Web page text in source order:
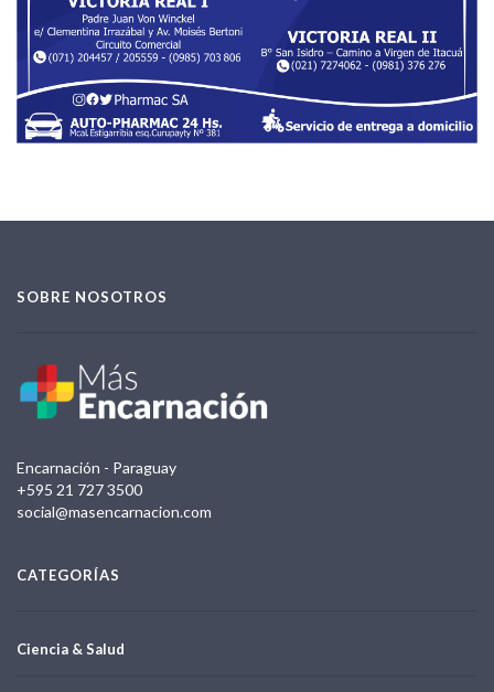
SOBRE NOSOTROS
Encarnación - Paraguay
+595 21 727 3500
social@masencarnacion.com
CATEGORÍAS
Ciencia & Salud